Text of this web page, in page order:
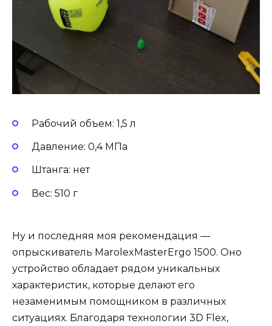
Рабочий объем: 1,5 л
Давление: 0,4 МПа
Штанга: нет
Вес: 510 г
Ну и последняя моя рекомендация —
опрыскиватель MarolexMasterErgo 1500. Оно
устройство обладает рядом уникальных
характеристик, которые делают его
незаменимым помощником в различных
ситуациях. Благодаря технологии 3D Flex,